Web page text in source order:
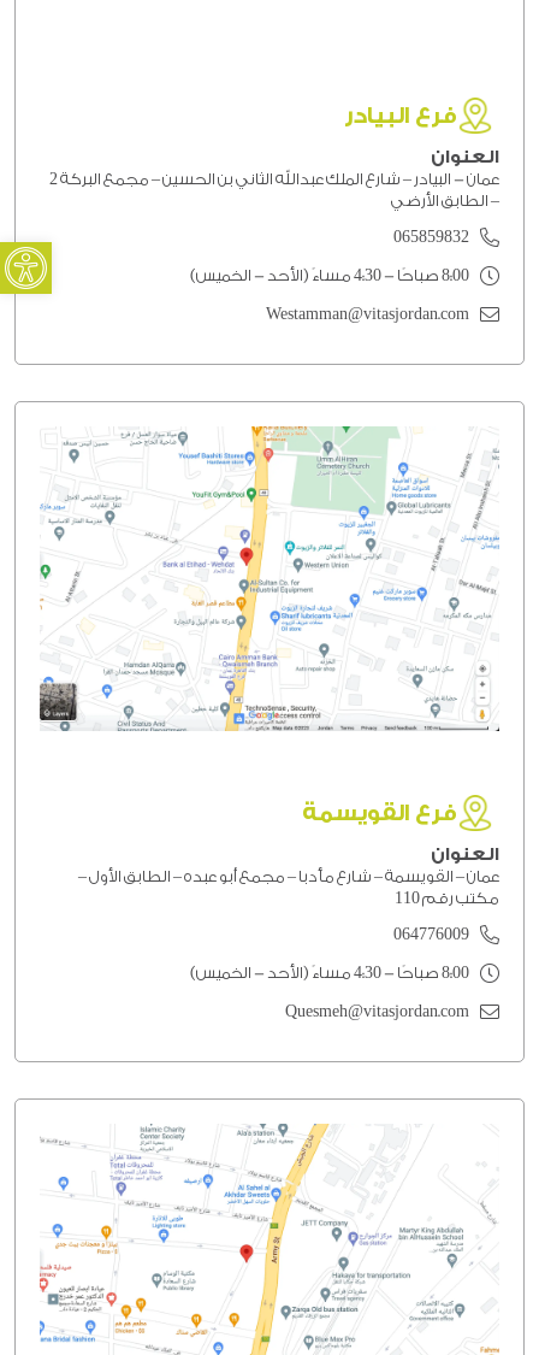
فرع البيادر
العنوان
عمان - البيادر – شارع الملك عبدالله الثاني بن الحسين – مجمع البركة 2
– الطابق الأرضي
065859832
8:00 صباحًا - 4:30 مساءً (الأحد - الخميس)
Westamman@vitasjordan.com
فرع القويسمة
العنوان
عمان – القويسمة – شارع مأدبا – مجمع أبو عبده – الطابق الأول –
مكتب رقم 110
064776009
8:00 صباحًا - 4:30 مساءً (الأحد - الخميس)
Quesmeh@vitasjordan.com